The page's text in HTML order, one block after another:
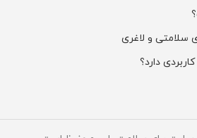
سلامتی و لاغری
دارد؟